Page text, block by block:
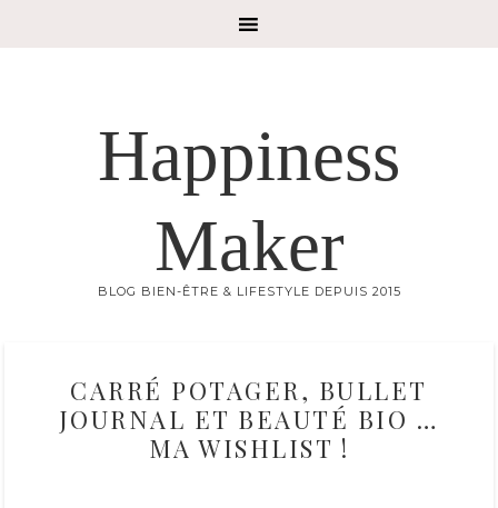
Happiness
Maker
BLOG BIEN-ÊTRE & LIFESTYLE DEPUIS 2015
CARRÉ POTAGER, BULLET
JOURNAL ET BEAUTÉ BIO …
MA WISHLIST !